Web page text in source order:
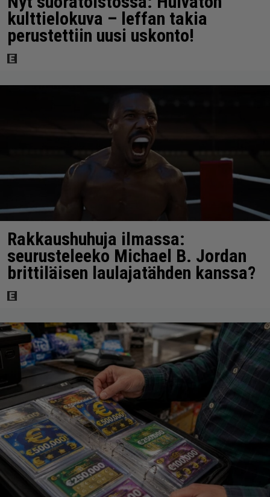
kulttielokuva – leffan takia
perustettiin uusi uskonto!
Rakkaushuhuja ilmassa:
seurusteleeko Michael B. Jordan
brittiläisen laulajatähden kanssa?